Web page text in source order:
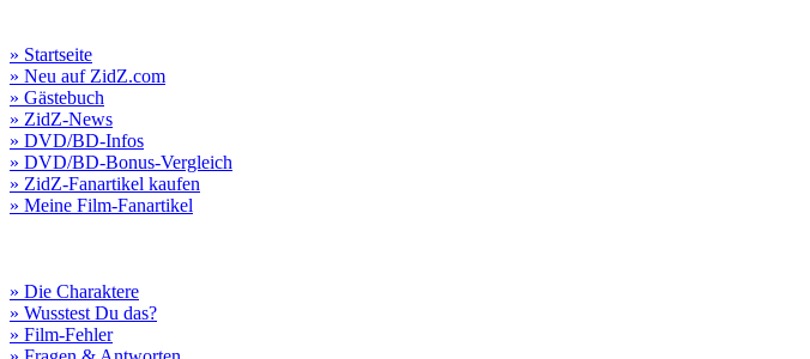
» Startseite
» Neu auf ZidZ.com
» Gästebuch
» ZidZ-News
» DVD/BD-Infos
» DVD/BD-Bonus-Vergleich
» ZidZ-Fanartikel kaufen
» Meine Film-Fanartikel
» Die Charaktere
» Wusstest Du das?
» Film-Fehler